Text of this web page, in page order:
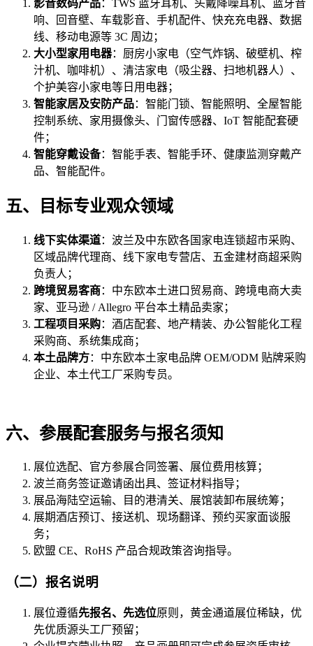
影音数码产品：TWS 蓝牙耳机、头戴降噪耳机、蓝牙音
响、回音壁、车载影音、手机配件、快充充电器、数据
线、移动电源等 3C 周边；
大小型家用电器：厨房小家电（空气炸锅、破壁机、榨
汁机、咖啡机）、清洁家电（吸尘器、扫地机器人）、
个护美容小家电等日用电器；
智能家居及安防产品：智能门锁、智能照明、全屋智能
控制系统、家用摄像头、门窗传感器、IoT 智能配套硬
件；
智能穿戴设备：智能手表、智能手环、健康监测穿戴产
品、智能配件。
五、目标专业观众领域
线下实体渠道：波兰及中东欧各国家电连锁超市采购、
区域品牌代理商、线下家电专营店、五金建材商超采购
负责人；
跨境贸易客商：中东欧本土进口贸易商、跨境电商大卖
家、亚马逊 / Allegro 平台本土精品卖家；
工程项目采购：酒店配套、地产精装、办公智能化工程
采购商、系统集成商；
本土品牌方：中东欧本土家电品牌 OEM/ODM 贴牌采购
企业、本土代工厂采购专员。
六、参展配套服务与报名须知
展位选配、官方参展合同签署、展位费用核算；
波兰商务签证邀请函出具、签证材料指导；
展品海陆空运输、目的港清关、展馆装卸布展统筹；
展期酒店预订、接送机、现场翻译、预约买家面谈服
务；
欧盟 CE、RoHS 产品合规政策咨询指导。
（二）报名说明
展位遵循先报名、先选位原则，黄金通道展位稀缺，优
先优质源头工厂预留；